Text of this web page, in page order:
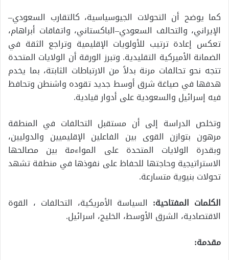
كما يوضح أن التحولات الجيوسياسية، كالتقارب السعودي–
الإيراني، والتحالف السعودي–الباكستاني، واتفاقات أبراهام،
تعكس إعادة ترتيب للأولويات الإقليمية وتراجع الثقة في
الضمانة الأميركية التقليدية. وتبرز الورقة أن الولايات المتحدة
تتجه نحو تحالفات مرنة بدلاً من الارتباطات الثابتة، بما يخدم
هدفها في صياغة شرق أوسط جديد تقوده واشنطن وتحافظ
فيه إسرائيل والسعودية على أدوار قيادية.
وتخلص الدراسة إلى أن مستقبل التحالفات في المنطقة
مرهون بتوازن القوى بين الفاعلين الإقليميين والدوليين،
وبقدرة الولايات المتحدة على المواءمة بين مصالحها
الاستراتيجية وحاجتها للحفاظ على نفوذها في منطقة تشهد
تحولات بنيوية متسارعة.
الكلمات المفتاحية: السياسة الأمريكية، التحالفات ، القوة
الاقتصادية، الشرق الأوسط، الخليج، اسرائيل.
مقدمة: